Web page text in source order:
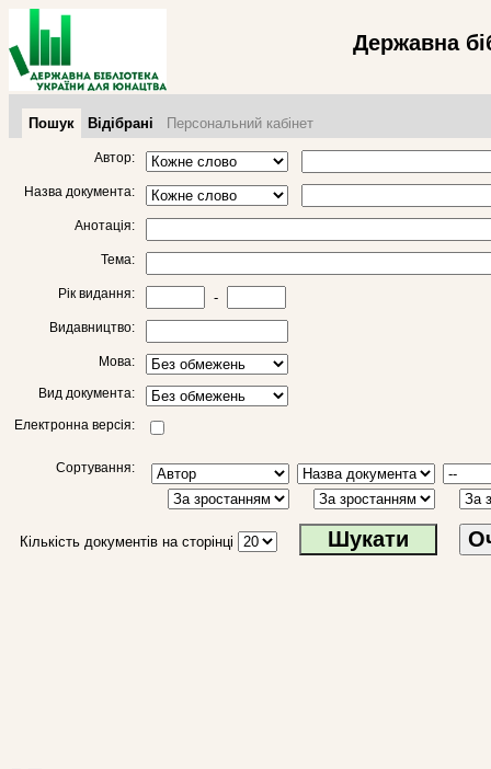
Державна
Пошук Відібрані Персональний кабінет
Автор:
Назва документа:
Анотація:
Тема:
Рік видання: -
Видавництво:
Мова:
Вид документа:
Електронна версія:
Сортування:
Кількість документів на сторінці